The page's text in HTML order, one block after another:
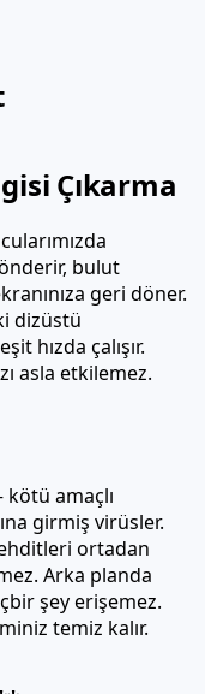
Çıkarma
bulut
geri döner.
dizüstü
hızda çalışır.
asla etkilemez.
amaçlı
girmiş virüsler.
ortadan
Arka planda
şey erişemez.
temiz kalır.